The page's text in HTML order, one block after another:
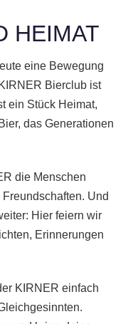
HEIMAT
eine Bewegung
Bierclub ist
ein Stück Heimat,
das Generationen
die Menschen
Und
Hier feiern wir
Erinnerungen
KIRNER einfach